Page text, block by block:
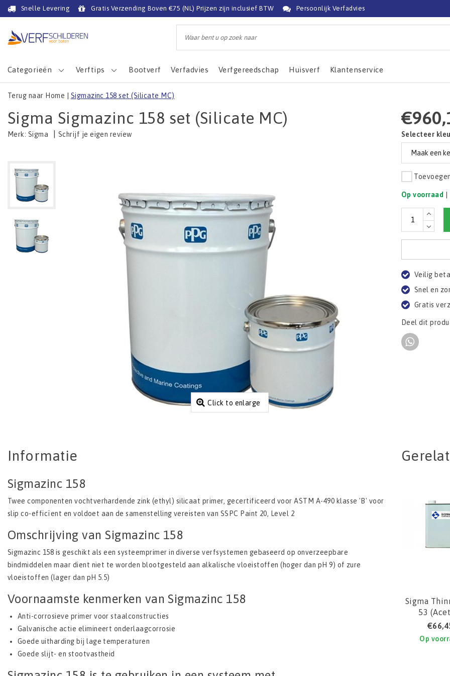
Snelle Levering Gratis Verzending Boven €75 (NL) Prijzen zijn inclusief BTW Persoonlijk Verfadvies
Categorieën Verftips Bootverf Verfadvies Verfgereedschap Huisverf Klantenservice
Terug naar Home Sigmazinc 158 set (Silicate MC)
Sigma Sigmazinc 158 set (Silicate MC)
Merk: Sigma Schrijf je eigen review
Click to enlarge
Selecteer
Op voorraad
Veilig
Snel en
Gratis
Deel dit
Informatie
Sigmazinc 158
Twee componenten vochtverhardende zink (ethyl) silicaat primer, gecertificeerd voor ASTM A-490 klasse 'B' voor
slip co-efficïent en voldoet aan de samenstelling vereisten van SSPC Paint 20, Level 2
Omschrijving van Sigmazinc 158
Sigmazinc 158 is geschikt als een systeemprimer in diverse verfsystemen gebaseerd op onverzeepbare
bindmiddelen maar dient niet te worden blootgesteld aan alkalische vloeistoffen (hoger dan pH 9) of zure
vloeistoffen (lager dan pH 5.5)
Voornaamste kenmerken van Sigmazinc 158
Anti-corrosieve primer voor staalconstructies
Galvanische actie elimineert onderlaagcorrosie
Goede uitharding bij lage temperaturen
Goede slijt- en stootvastheid
Sigma
53
Op